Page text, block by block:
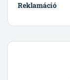
Reklamáció